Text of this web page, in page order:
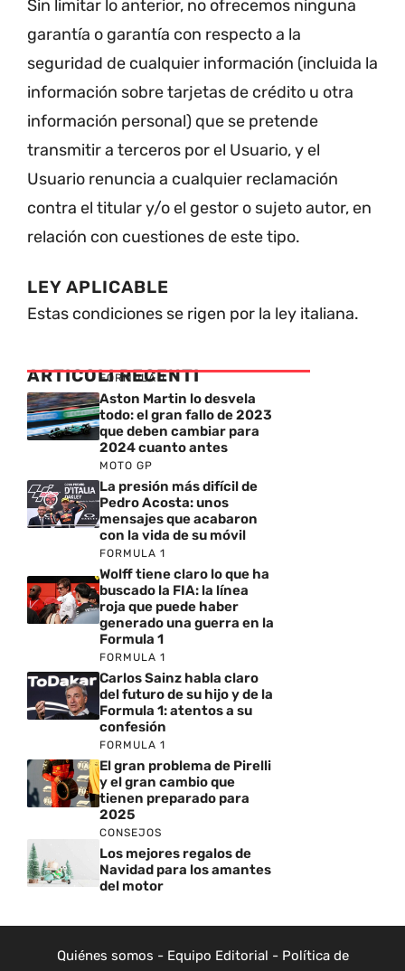
Sin limitar lo anterior, no ofrecemos ninguna
garantía o garantía con respecto a la
seguridad de cualquier información (incluida la
información sobre tarjetas de crédito u otra
información personal) que se pretende
transmitir a terceros por el Usuario, y el
Usuario renuncia a cualquier reclamación
contra el titular y/o el gestor o sujeto autor, en
relación con cuestiones de este tipo.
LEY APLICABLE
Estas condiciones se rigen por la ley italiana.
ARTICOLI RECENTI
FORMULA 1
Aston Martin lo desvela
todo: el gran fallo de 2023
que deben cambiar para
2024 cuanto antes
MOTO GP
La presión más difícil de
Pedro Acosta: unos
mensajes que acabaron
con la vida de su móvil
FORMULA 1
Wolff tiene claro lo que ha
buscado la FIA: la línea
roja que puede haber
generado una guerra en la
Formula 1
FORMULA 1
Carlos Sainz habla claro
del futuro de su hijo y de la
Formula 1: atentos a su
confesión
FORMULA 1
El gran problema de Pirelli
y el gran cambio que
tienen preparado para
2025
CONSEJOS
Los mejores regalos de
Navidad para los amantes
del motor
Quiénes somos - Equipo Editorial - Política de